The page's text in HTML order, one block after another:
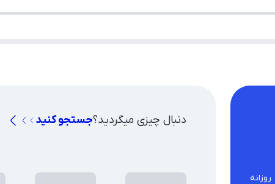
دنبال چیزی میگردید؟جستجو کنید